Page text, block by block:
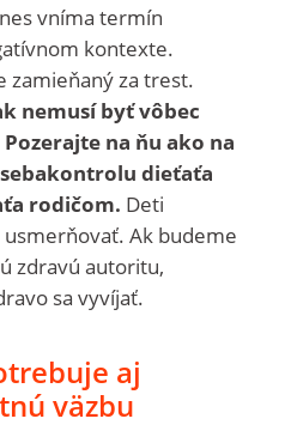
vníma termín
kontexte.
zamieňaný za trest.
nemusí byť vôbec
na ňu ako na
dieťaťa
rodičom. Deti
Ak budeme
zdravú autoritu,
sa vyvíjať.
aj
väzbu